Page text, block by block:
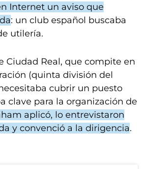
Internet un aviso que
: un club español buscaba
utilería.
Ciudad Real, que compite en
(quinta división del
cubrir un puesto
clave para la organización de
aplicó, lo entrevistaron
y convenció a la dirigencia.